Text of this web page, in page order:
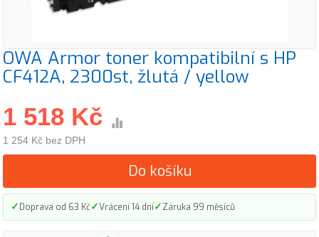
OWA Armor toner kompatibilní s HP
CF412A, 2300st, žlutá / yellow
1 518 Kč
1 254 Kč bez DPH
Do košíku
✓Doprava od 63 Kč✓Vrácení 14 dní✓Záruka 99 měsíců